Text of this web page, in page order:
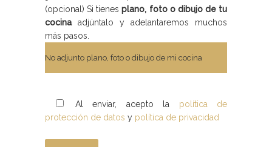
(opcional) Si tienesplano, foto o dibujo de tu
cocinaadjúntalo y adelantaremos muchos
más pasos.
Al enviar, acepto la política de
protección de datos y política de privacidad